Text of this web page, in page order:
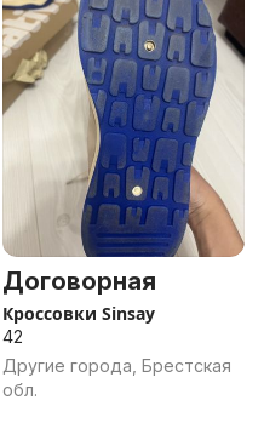
Договорная
Кроссовки Sinsay
42
Другие города, Брестская
обл.